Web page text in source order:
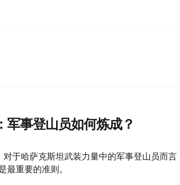
军事登山员如何炼成？
于哈萨克斯坦武装力量中的军事登山员而言
最重要的准则。